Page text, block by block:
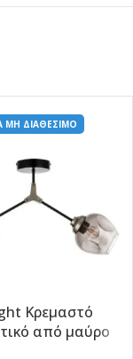
ΜΗ ΔΙΑΘΕΣΙΜΟ
Κρεμαστό
από μαύρο